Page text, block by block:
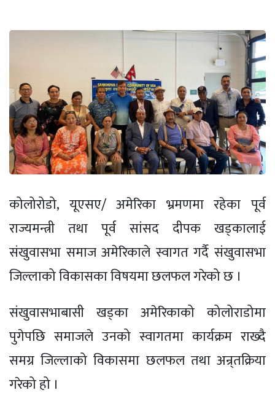
कोलोरोडो, यूएसए/ अमेरिका भ्रमणमा रहेका पूर्व
राज्यमन्त्री तथा पूर्व सांसद दीपक खड्कालाई
संखुवासभा समाज अमेरिकाले स्वागत गर्दै संखुवासभा
जिल्लाको विकासका विषयमा छलफल गरेको छ ।
संखुवासभाबासी खड्का अमेरिकाको कोलोराडोमा
पुगेपछि समाजले उनको स्वागतमा कार्यक्रम राख्दै
समग्र जिल्लाको विकासमा छलफल तथा अन्र्तक्रिया
गरेको हो ।